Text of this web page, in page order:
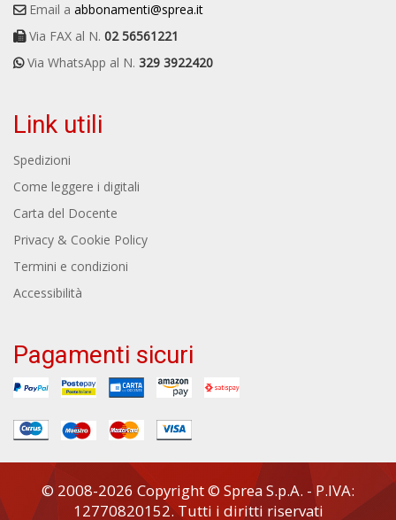
Email a abbonamenti@sprea.it
Via FAX al N. 02 56561221
Via WhatsApp al N. 329 3922420
Link utili
Spedizioni
Come leggere i digitali
Carta del Docente
Privacy & Cookie Policy
Termini e condizioni
Accessibilità
Pagamenti sicuri
© 2008-2026 Copyright © Sprea S.p.A. - P.IVA:
12770820152. Tutti i diritti riservati